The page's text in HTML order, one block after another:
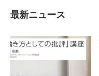
最新ニュース